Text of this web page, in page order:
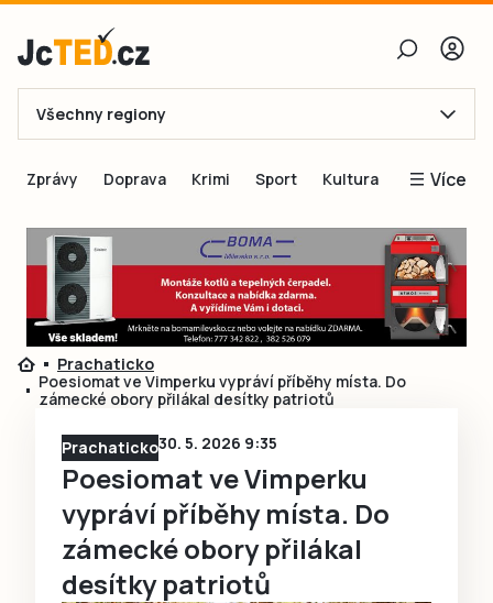
E-mail
Obnovit heslo
Přihlásit se
Přihlásit se přes Facebook
Ještě nemám účet, chci se
Všechny regiony
Zprávy Doprava Krimi Sport Kultura Více
Blogy
Inspirace
Čtenáři píší
Speciální přílohy
Prachaticko
Poesiomat ve Vimperku vypráví příběhy místa. Do
zámecké obory přilákal desítky patriotů
Prachaticko30. 5. 2026 9:35
Poesiomat ve Vimperku
vypráví příběhy místa. Do
zámecké obory přilákal
desítky patriotů